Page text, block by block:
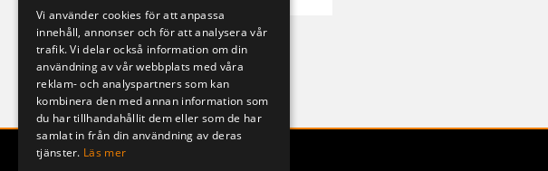
T-RX ERA 100J
T-RX
DEUTSCH
Vi använder cookies för att anpassa
innehåll, annonser och för att analysera vår
trafik. Vi delar också information om din
användning av vår webbplats med våra
reklam- och analyspartners som kan
kombinera den med annan information som
du har tillhandahållit dem eller som de har
samlat in från din användning av deras
tjänster. Läs mer